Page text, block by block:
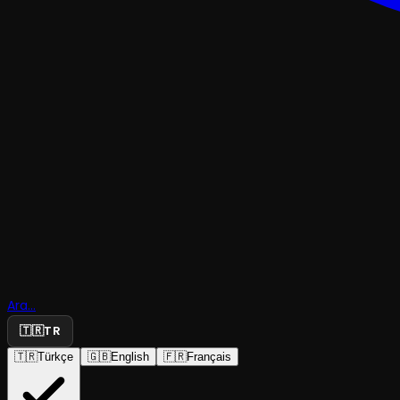
Ara...
🇹🇷TR
🇹🇷Türkçe 🇬🇧English 🇫🇷Français
Hikayesi